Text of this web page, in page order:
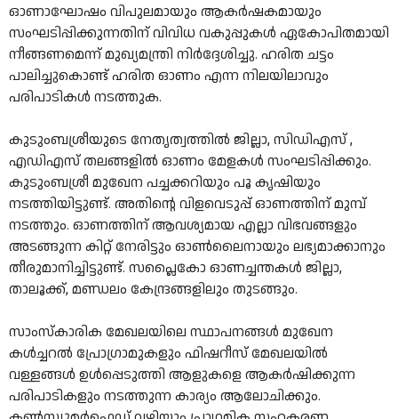
ഓണാഘോഷം വിപുലമായും ആകർഷകമായും
സംഘടിപ്പിക്കുന്നതിന് വിവിധ വകുപ്പുകൾ ഏകോപിതമായി
നീങ്ങണമെന്ന് മുഖ്യമന്ത്രി നിർദ്ദേശിച്ചു. ഹരിത ചട്ടം
പാലിച്ചുകൊണ്ട് ഹരിത ഓണം എന്ന നിലയിലാവും
പരിപാടികൾ നടത്തുക.
കുടുംബശ്രീയുടെ നേതൃത്വത്തിൽ ജില്ലാ, സിഡിഎസ് ,
എഡിഎസ് തലങ്ങളിൽ ഓണം മേളകൾ സംഘടിപ്പിക്കും.
കുടുംബശ്രീ മുഖേന പച്ചക്കറിയും പൂ കൃഷിയും
നടത്തിയിട്ടുണ്ട്. അതിൻ്റെ വിളവെടുപ്പ് ഓണത്തിന് മുമ്പ്
നടത്തും. ഓണത്തിന് ആവശ്യമായ എല്ലാ വിഭവങ്ങളും
അടങ്ങുന്ന കിറ്റ് നേരിട്ടും ഓൺലൈനായും ലഭ്യമാക്കാനും
തീരുമാനിച്ചിട്ടുണ്ട്. സപ്ലൈകോ ഓണച്ചന്തകൾ ജില്ലാ,
താലൂക്ക്, മണ്ഡലം കേന്ദ്രങ്ങളിലും തുടങ്ങും.
സാംസ്കാരിക മേഖലയിലെ സ്ഥാപനങ്ങൾ മുഖേന
കൾച്ചറൽ പ്രോഗ്രാമുകളും ഫിഷറീസ് മേഖലയിൽ
വള്ളങ്ങൾ ഉൾപ്പെടുത്തി ആളുകളെ ആകർഷിക്കുന്ന
പരിപാടികളും നടത്തുന്ന കാര്യം ആലോചിക്കും.